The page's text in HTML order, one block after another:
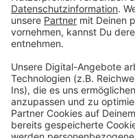
Rekordkulisse
Kommunalwahl: So
Briefwahl
Leverkusen: „The
Anzeige